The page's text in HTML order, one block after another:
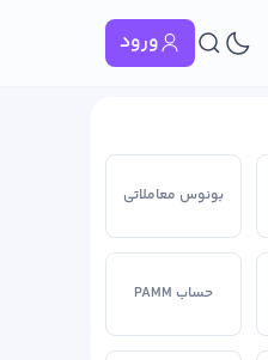
ورود
بونوس معاملاتی
حساب PAMM